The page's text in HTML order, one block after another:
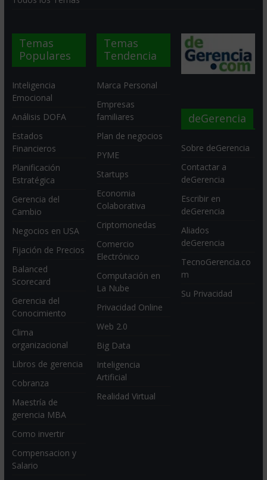
Temas
Populares
Inteligencia
Emocional
Análisis DOFA
Estados
Financieros
Planificación
Estratégica
Gerencia del
Cambio
Negocios en USA
Fijación de Precios
Balanced
Scorecard
Gerencia del
Conocimiento
Clima
organizacional
Libros de gerencia
Cobranza
Maestría de
gerencia MBA
Como invertir
Compensacion y
Salario
Temas
Tendencia
Marca Personal
Empresas
familiares
Plan de negocios
PYME
Startups
Economia
Colaborativa
Criptomonedas
Comercio
Electrónico
Computación en
La Nube
Privacidad Online
Web 2.0
Big Data
Inteligencia
Artificial
Realidad Virtual
deGerencia
Sobre deGerencia
Contactar a
deGerencia
Escribir en
deGerencia
Aliados
deGerencia
TecnoGerencia.co
m
Su Privacidad